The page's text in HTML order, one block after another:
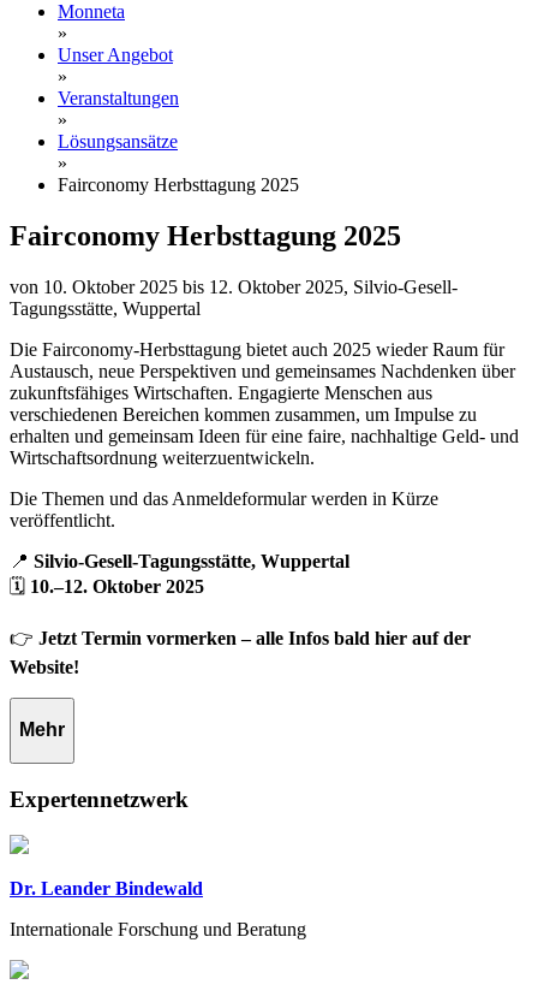
Monneta
»
Unser Angebot
»
Veranstaltungen
»
Lösungsansätze
»
Fairconomy Herbsttagung 2025
Fairconomy Herbsttagung 2025
von 10. Oktober 2025 bis 12. Oktober 2025, Silvio-Gesell-
Tagungsstätte, Wuppertal
Die Fairconomy-Herbsttagung bietet auch 2025 wieder Raum für
Austausch, neue Perspektiven und gemeinsames Nachdenken über
zukunftsfähiges Wirtschaften. Engagierte Menschen aus
verschiedenen Bereichen kommen zusammen, um Impulse zu
erhalten und gemeinsam Ideen für eine faire, nachhaltige Geld- und
Wirtschaftsordnung weiterzuentwickeln.
Die Themen und das Anmeldeformular werden in Kürze
veröffentlicht.
📍 Silvio-Gesell-Tagungsstätte, Wuppertal
🗓️ 10.–12. Oktober 2025
👉 Jetzt Termin vormerken – alle Infos bald hier auf der
Website!
Mehr
Expertennetzwerk
Dr. Leander Bindewald
Internationale Forschung und Beratung